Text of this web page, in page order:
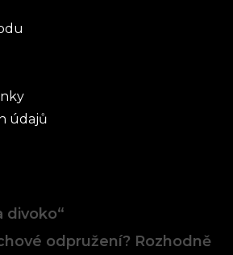
údajů
divoko“
odpružení? Rozhodně